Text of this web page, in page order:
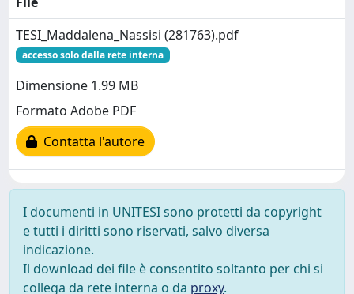
TESI_Maddalena_Nassisi (281763).pdf
accesso solo dalla rete interna
Dimensione 1.99 MB
Formato Adobe PDF
Contatta l'autore
I documenti in UNITESI sono protetti da copyright
e tutti i diritti sono riservati, salvo diversa
indicazione.
Il download dei file è consentito soltanto per chi si
collega da rete interna o da proxy.